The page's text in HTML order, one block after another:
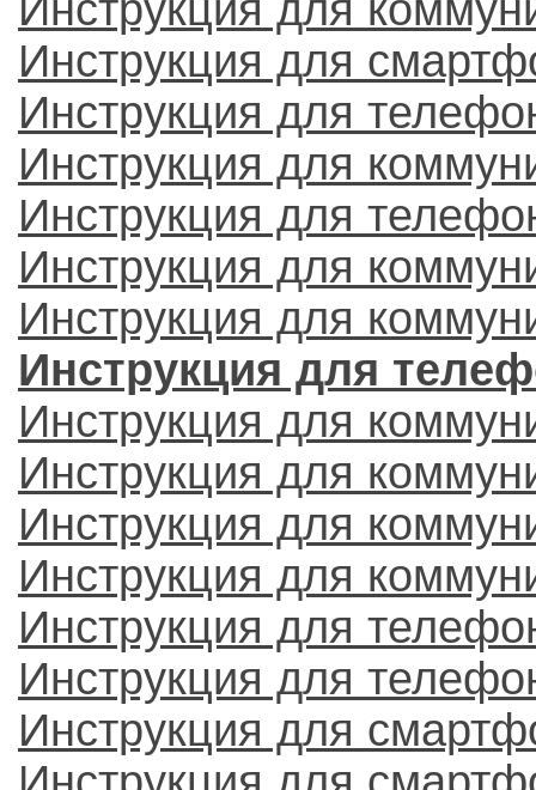
Инструкция для
Инструкция для
Инструкция для
Инструкция для
Инструкция для
Инструкция для
Инструкция для
Инструкция для
Инструкция для
Инструкция для
Инструкция для
Инструкция для
Инструкция для
Инструкция для